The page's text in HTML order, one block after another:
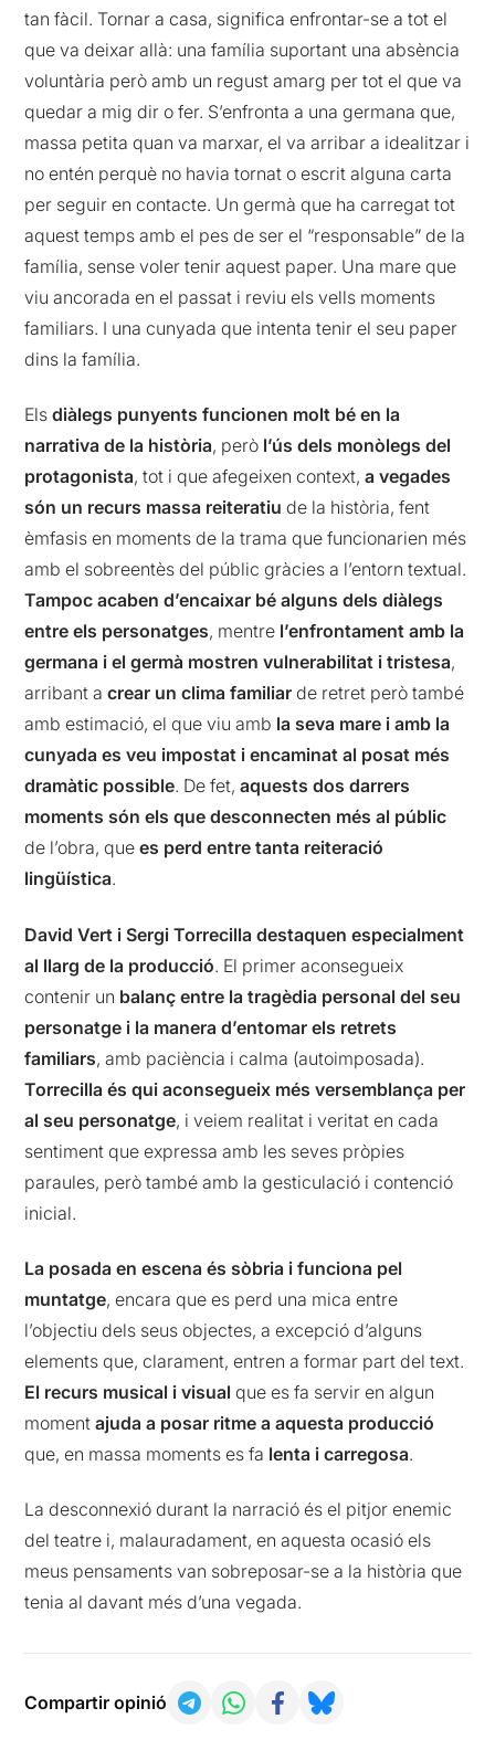
tan fàcil. Tornar a casa, significa enfrontar-se a tot el
que va deixar allà: una família suportant una absència
voluntària però amb un regust amarg per tot el que va
quedar a mig dir o fer. S’enfronta a una germana que,
massa petita quan va marxar, el va arribar a idealitzar i
no entén perquè no havia tornat o escrit alguna carta
per seguir en contacte. Un germà que ha carregat tot
aquest temps amb el pes de ser el “responsable” de la
família, sense voler tenir aquest paper. Una mare que
viu ancorada en el passat i reviu els vells moments
familiars. I una cunyada que intenta tenir el seu paper
dins la família.
Elsdiàlegs punyents funcionen molt bé en la
narrativa de la història, però l’ús dels monòlegs del
protagonista, tot i que afegeixen context,a vegades
són un recurs massa reiteratiu de la història, fent
èmfasis en moments de la trama que funcionarien més
amb el sobreentès del públic gràcies a l’entorn textual.
Tampoc acaben d’encaixar bé alguns dels diàlegs
entre els personatges, mentre l’enfrontament amb la
germana i el germà mostren vulnerabilitat i tristesa,
arribant acrear un clima familiar de retret però també
amb estimació, el que viu amb la seva mare i amb la
cunyada es veu impostat i encaminat al posat més
dramàtic possible. De fet,aquests dos darrers
moments són els que desconnecten més al públic
de l’obra, quees perd entre tanta reiteració
lingüística.
David Vert i Sergi Torrecilla destaquen especialment
al llarg de la producció. El primer aconsegueix
contenir un balanç entre la tragèdia personal del seu
personatge i la manera d’entomar els retrets
familiars, amb paciència i calma (autoimposada).
Torrecilla és qui aconsegueix més versemblança per
al seu personatge, i veiem realitat i veritat en cada
sentiment que expressa amb les seves pròpies
paraules, però també amb la gesticulació i contenció
inicial.
La posada en escena és sòbria i funciona pel
muntatge, encara que es perd una mica entre
l’objectiu dels seus objectes, a excepció d’alguns
elements que, clarament, entren a formar part del text.
El recurs musical i visual que es fa servir en algun
momentajuda a posar ritme a aquesta producció
que, en massa moments es fa lenta i carregosa.
La desconnexió durant la narració és el pitjor enemic
del teatre i, malauradament, en aquesta ocasió els
meus pensaments van sobreposar-se a la història que
tenia al davant més d’una vegada.
Compartir opinió